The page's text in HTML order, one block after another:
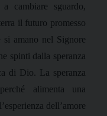
cambiare sguardo,
il futuro promesso
amano nel Signore
spinti dalla speranza
di Dio. La speranza
alimenta una
dell’amore